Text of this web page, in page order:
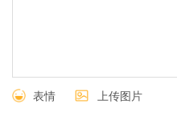
表情 上传图片